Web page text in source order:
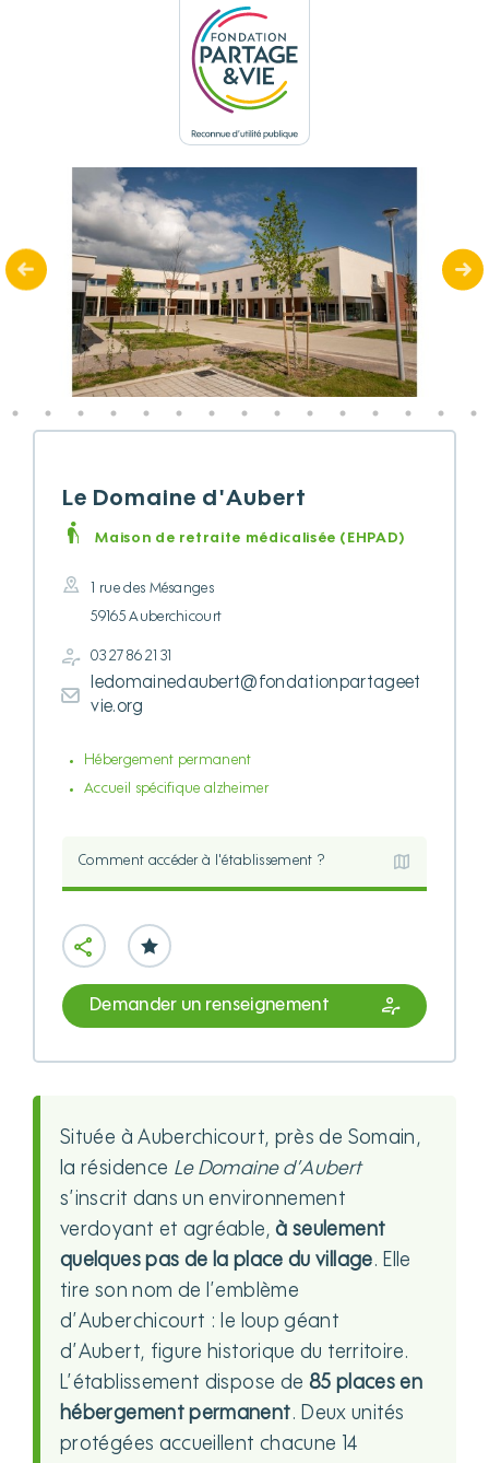
Le Domaine d'Aubert
Maison de retraite médicalisée (EHPAD)
1 rue des Mésanges
59165 Auberchicourt
03 27 86 21 31
ledomainedaubert@fondationpartageet
vie.org
Hébergement permanent
Accueil spécifique alzheimer
Comment accéder à l'établissement ?
Demander un renseignement
Située à Auberchicourt, près de Somain,
la résidence Le Domaine d’Aubert
s’inscrit dans un environnement
verdoyant et agréable, à seulement
quelques pas de la place du village. Elle
tire son nom de l’emblème
d’Auberchicourt : le loup géant
d’Aubert, figure historique du territoire.
L’établissement dispose de 85 places en
hébergement permanent. Deux unités
protégées accueillent chacune 14
Panneau de gestion des cookies